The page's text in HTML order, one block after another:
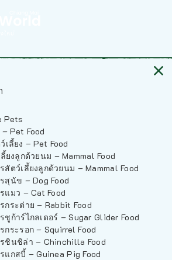
Pets
Pet Food
เลี้ยง – Pet Food
ยงลูกด้วยนม – Mammal Food
สัตว์เลี้ยงลูกด้วยนม – Mammal Food
สุนัข – Dog Food
แมว – Cat Food
กระต่าย – Rabbit Food
ชูก้าร์ไกลเดอร์ – Sugar Glider Food
กระรอก – Squirrel Food
ชินชิล่า – Chinchilla Food
แกสบี้ – Guinea Pig Food